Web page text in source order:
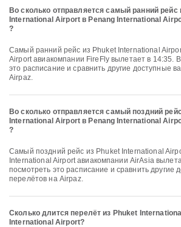
Во сколько отправляется самый ранний рейс
International Airport в Penang International
?
Самый ранний рейс из Phuket International Airport в Penang International
Airport авиакомпании FireFly вылетает в 14:35.
это расписание и сравнить другие доступные
Airpaz.
Во сколько отправляется самый поздний
International Airport в Penang International
?
Самый поздний рейс из Phuket International Airport в Penang
International Airport авиакомпании AirAsia
посмотреть это расписание и сравнить другие
перелётов на Airpaz.
Сколько длится перелёт из Phuket
International Airport?